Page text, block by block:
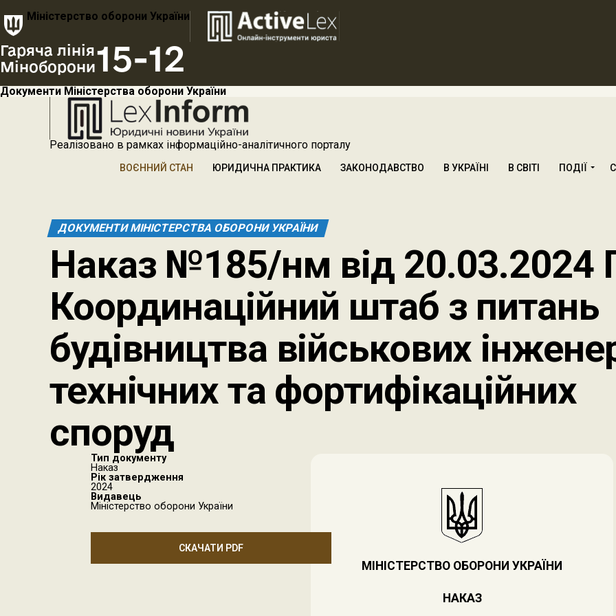
Міністерство оборони України
Гаряча лінія
Міноборони15-12
Документи Міністерства оборони України
Реалізовано в рамках інформаційно-аналітичного порталу
ВОЄННИЙ СТАН ЮРИДИЧНА ПРАКТИКА ЗАКОНОДАВСТВО В УКРАЇНІ В СВІТІ ПОДІЇ
ДОКУМЕНТИ МІНІСТЕРСТВА ОБОРОНИ УКРАЇНИ
Наказ №185/нм від 20.03.2024
Координаційний штаб з питань
будівництва військових
технічних та фортифікаційних
споруд
Тип документу
Наказ
Рік затвердження
2024
Видавець
Міністерство оборони України
СКАЧАТИ PDF
МІНІСТЕРСТВО ОБОРОНИ УКРАЇНИ
НАКАЗ